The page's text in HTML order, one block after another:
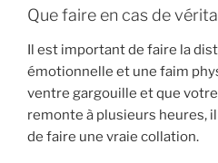
Que faire en cas de
Il est important de faire la
émotionnelle et une faim
ventre gargouille et que
remonte à plusieurs heures,
de faire une vraie collation.